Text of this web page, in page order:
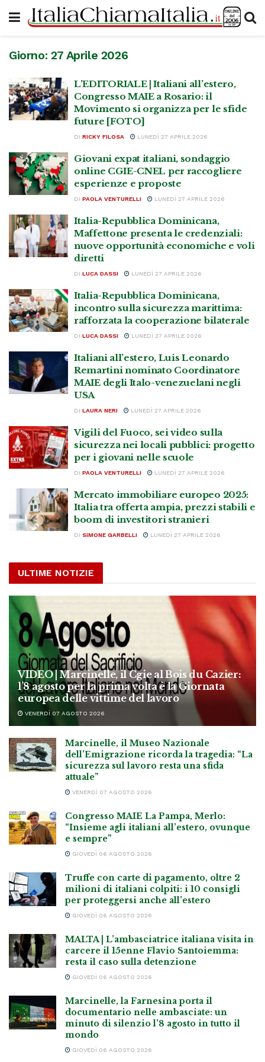
Giorno: 27 Aprile 2026
L’EDITORIALE | Italiani all’estero,
Congresso MAIE a Rosario: il
Movimento si organizza per le sfide
future [FOTO]
DI RICKY FILOSA LUNEDÌ 27 APRILE 2026
Giovani expat italiani, sondaggio
online CGIE-CNEL per raccogliere
esperienze e proposte
DI PAOLA VENTURELLI LUNEDÌ 27 APRILE 2026
Italia-Repubblica Dominicana,
Maffettone presenta le credenziali:
nuove opportunità economiche e voli
diretti
DI LUCA DASSI LUNEDÌ 27 APRILE 2026
Italia-Repubblica Dominicana,
incontro sulla sicurezza marittima:
rafforzata la cooperazione bilaterale
DI LUCA DASSI LUNEDÌ 27 APRILE 2026
Italiani all’estero, Luis Leonardo
Remartini nominato Coordinatore
MAIE degli Italo-venezuelani negli
USA
DI LAURA NERI LUNEDÌ 27 APRILE 2026
Vigili del Fuoco, sei video sulla
sicurezza nei locali pubblici: progetto
per i giovani nelle scuole
DI PAOLA VENTURELLI LUNEDÌ 27 APRILE 2026
Mercato immobiliare europeo 2025:
Italia tra offerta ampia, prezzi stabili e
boom di investitori stranieri
DI SIMONE GARBELLI LUNEDÌ 27 APRILE 2026
ULTIME NOTIZIE
VIDEO | Marcinelle, il Cgie al Bois du Cazier:
l’8 agosto per la prima volta è la Giornata
europea delle vittime del lavoro
VENERDÌ 07 AGOSTO 2026
Marcinelle, il Museo Nazionale
dell’Emigrazione ricorda la tragedia: “La
sicurezza sul lavoro resta una sfida
attuale”
VENERDÌ 07 AGOSTO 2026
Congresso MAIE La Pampa, Merlo:
“Insieme agli italiani all’estero, ovunque
e sempre”
GIOVEDÌ 06 AGOSTO 2026
Truffe con carte di pagamento, oltre 2
milioni di italiani colpiti: i 10 consigli
per proteggersi anche all’estero
GIOVEDÌ 06 AGOSTO 2026
MALTA | L’ambasciatrice italiana visita in
carcere il 15enne Flavio Santoiemma:
resta il caso sulla detenzione
GIOVEDÌ 06 AGOSTO 2026
Marcinelle, la Farnesina porta il
documentario nelle ambasciate: un
minuto di silenzio l’8 agosto in tutto il
mondo
GIOVEDÌ 06 AGOSTO 2026